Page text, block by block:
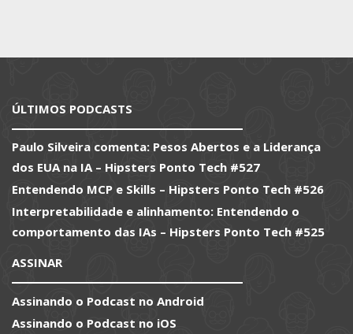
ÚLTIMOS PODCASTS
Paulo Silveira comenta: Pesos Abertos e a Liderança
dos EUA na IA – Hipsters Ponto Tech #527
Entendendo MCP e Skills – Hipsters Ponto Tech #526
Interpretabilidade e alinhamento: Entendendo o
comportamento das IAs – Hipsters Ponto Tech #525
ASSINAR
Assinando o Podcast no Android
Assinando o Podcast no iOS